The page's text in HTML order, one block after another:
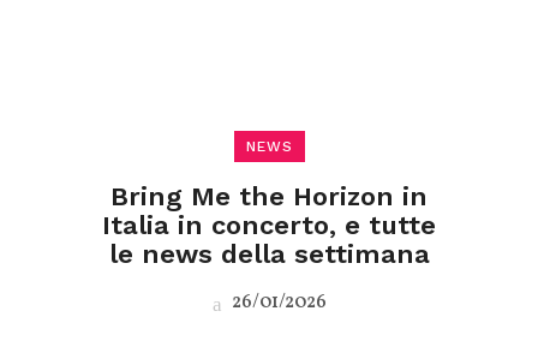
NEWS
Bring Me the Horizon in
Italia in concerto, e tutte
le news della settimana
26/01/2026